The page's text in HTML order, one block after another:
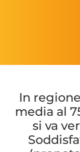
In
media al
si va